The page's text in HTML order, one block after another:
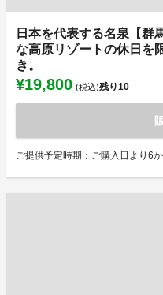
日本を代表する名泉【
な高原リゾートの休日を
き。
¥19,800 (税込)残り10
ご提供予定時期：ご購入日より6